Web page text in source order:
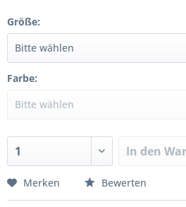
Größe:
Farbe:
In den
Merken Bewerten